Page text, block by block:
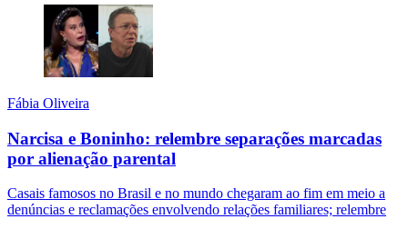
Fábia Oliveira
Narcisa e Boninho: relembre separações marcadas
por alienação parental
Casais famosos no Brasil e no mundo chegaram ao fim em meio a
denúncias e reclamações envolvendo relações familiares; relembre